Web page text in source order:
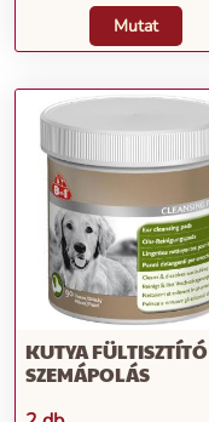
Mutat
KUTYA FÜLTISZTÍTÓ
SZEMÁPOLÁS